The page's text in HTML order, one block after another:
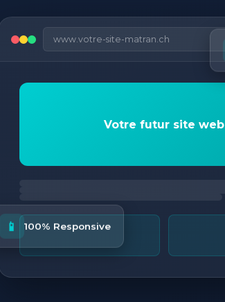
www.votre-site-matran.ch
Votre futur site web
📱 100% Responsive